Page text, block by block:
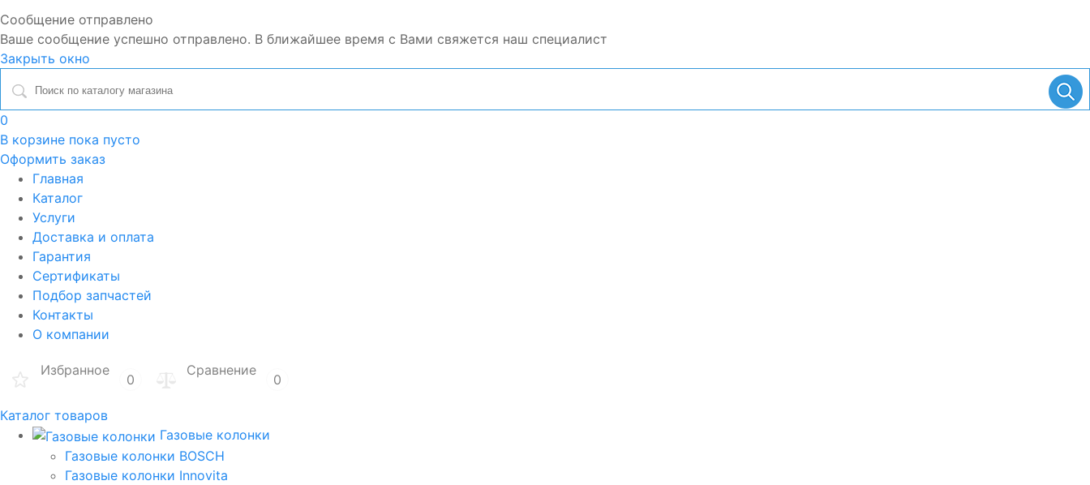
Сообщение отправлено
Ваше сообщение успешно отправлено. В ближайшее время с Вами свяжется наш специалист
Закрыть окно
0
В корзине пока пусто
Оформить заказ
Главная
Каталог
Услуги
Доставка и оплата
Гарантия
Сертификаты
Подбор запчастей
Контакты
О компании
Избранное
0
Сравнение
0
Каталог товаров
Газовые колонки
Газовые колонки BOSCH
Газовые колонки Innovita